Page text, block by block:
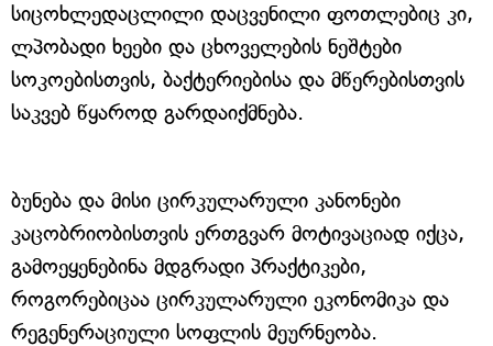
სიცოხლედაცლილი დაცვენილი ფოთლებიც კი,
ლპობადი ხეები და ცხოველების ნეშტები
სოკოებისთვის, ბაქტერიებისა და მწერებისთვის
საკვებ წყაროდ გარდაიქმნება.
ბუნება და მისი ცირკულარული კანონები
კაცობრიობისთვის ერთგვარ მოტივაციად იქცა,
გამოეყენებინა მდგრადი პრაქტიკები,
როგორებიცაა ცირკულარული ეკონომიკა და
რეგენერაციული სოფლის მეურნეობა.